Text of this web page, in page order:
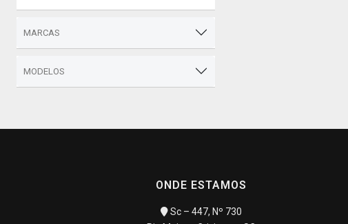
MARCAS
MODELOS
ONDE ESTAMOS
Sc – 447, Nº 730